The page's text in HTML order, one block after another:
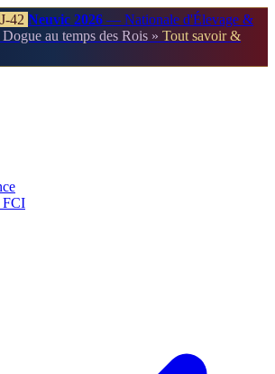
J-42 Neuvic 2026 — Nationale d'Élevage &
Dogue au temps des Rois » Tout savoir &
FCI